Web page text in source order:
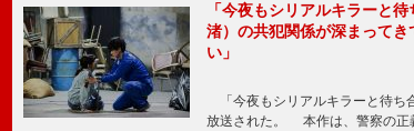
「今夜もシリアルキラーと
渚）の共犯関係が深まって
い」
「今夜もシリアルキラーと待ち
放送された。 本作は、警察の正